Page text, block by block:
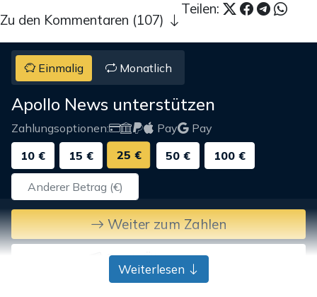
Teilen:
Zu den Kommentaren (107)
Einmalig Monatlich
Apollo News unterstützen
Zahlungsoptionen: Pay
Pay
10 €
15 € 25 € 50 € 100 €
Weiter zum Zahlen
Bank-Überweisung
Weiterlesen